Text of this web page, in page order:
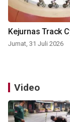
Kejurnas Track
Jumat, 31 Juli 2026
Video